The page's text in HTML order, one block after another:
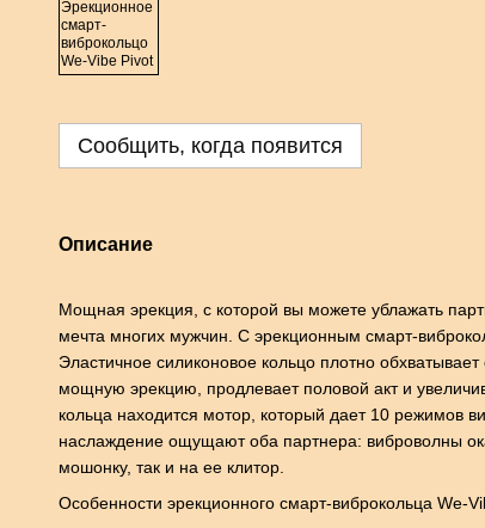
Сообщить, когда появится
Описание
Мощная эрекция, с которой вы можете ублажать
мечта многих мужчин. С эрекционным смарт-
Эластичное силиконовое кольцо плотно
мощную эрекцию, продлевает половой акт и
кольца находится мотор, который дает 10 режимов
наслаждение ощущают оба партнера: виброволны
мошонку, так и на ее клитор.
Особенности эрекционного смарт-виброкольца We-